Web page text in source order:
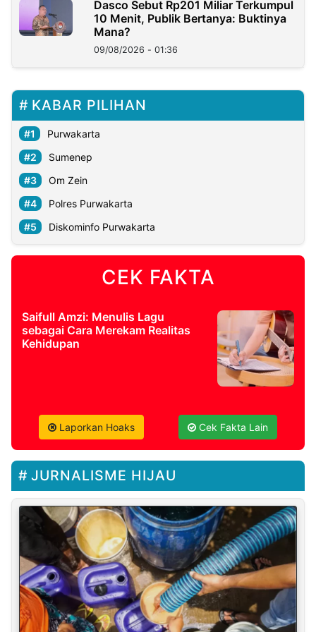
Dasco Sebut Rp201 Miliar Terkumpul
10 Menit, Publik Bertanya: Buktinya
Mana?
09/08/2026 - 01:36
KABAR PILIHAN
Purwakarta
Sumenep
Om Zein
Polres Purwakarta
Diskominfo Purwakarta
CEK FAKTA
Saifull Amzi: Menulis Lagu
sebagai Cara Merekam Realitas
Kehidupan
Laporkan Hoaks Cek Fakta Lain
JURNALISME HIJAU